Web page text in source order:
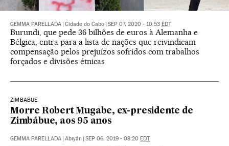
GEMMA PARELLADA Cidade do Cabo SEP 07, 2020 - 10:53 EDT
Burundi, que pede 36 bilhões de euros à Alemanha e
Bélgica, entra para a lista de nações que reivindicam
compensação pelos prejuízos sofridos com trabalhos
forçados e divisões étnicas
ZIMBABUE
Morre Robert Mugabe, ex-presidente de
Zimbábue, aos 95 anos
GEMMA PARELLADA Abiyán SEP 06, 2019 - 08:20 EDT